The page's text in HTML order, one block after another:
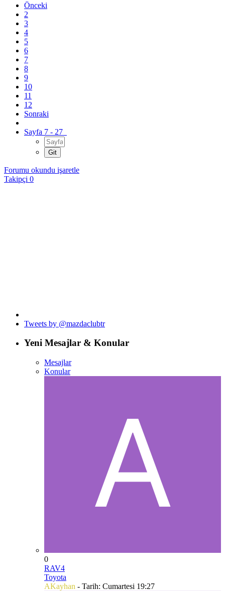
Önceki
2
3
4
5
6
7
8
9
10
11
12
Sonraki
Sayfa 7 - 27
Forumu okundu işaretle
Takipçi 0
Tweets by @mazdaclubtr
Yeni Mesajlar & Konular
Mesajlar
Konular
0
RAV4
Toyota
AKayhan - Tarih: Cumartesi 19:27